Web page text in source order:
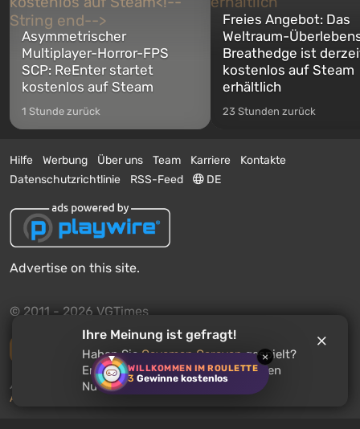
WILLKOMMEN IM ROULETTE
3 Gewinne kostenlos
×
Asymmetrischer
Multiplayer-Horror-FPS
SCP: ReEnter startet
kostenlos auf Steam
1 Stunde zurück
Freies Angebot: Das
Weltraum-
Breathedge ist
kostenlos auf Steam
erhältlich
23 Stunden zurück
Hilfe Werbung Über uns Team Karriere
Kontakte
Datenschutzrichtlinie
RSS-Feed DE
Advertise on this site.
© 2011 - 2026 VGTimes
Vollständige Version
Push-Benachrichtigungen über Nachrichten:
Aktivieren
Ihre Meinung ist gefragt!
Haben SieCaveman Caravangespielt?
Empfehlen Sie dieses Spiel anderen
Nutzern?